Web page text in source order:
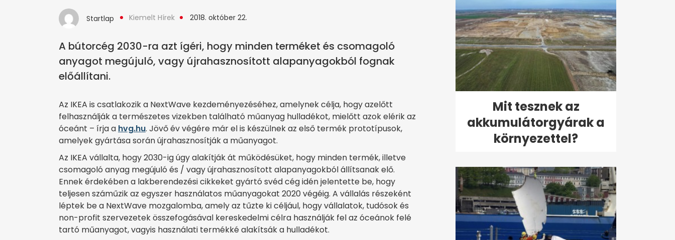
Startlap Kiemelt Hírek 2018. október 22.
A bútorcég 2030-ra azt ígéri, hogy minden terméket és csomagoló
anyagot megújuló, vagy újrahasznosított alapanyagokból fognak
előállítani.
Az IKEA is csatlakozik a NextWave kezdeményezéséhez, amelynek célja, hogy azelőtt
felhasználják a természetes vizekben található műanyag hulladékot, mielőtt azok elérik az
óceánt – írja a hvg.hu. Jövő év végére már el is készülnek az első termék prototípusok,
amelyek gyártása során újrahasznosítják a műanyagot.
Az IKEA vállalta, hogy 2030-ig úgy alakítják át működésüket, hogy minden termék, illetve
csomagoló anyag megújuló és / vagy újrahasznosított alapanyagokból állítsanak elő.
Ennek érdekében a lakberendezési cikkeket gyártó svéd cég idén jelentette be, hogy
teljesen száműzik az egyszer használatos műanyagokat 2020 végéig. A vállalás részeként
léptek be a NextWave mozgalomba, amely az tűzte ki céljául, hogy vállalatok, tudósok és
non-profit szervezetek összefogásával kereskedelmi célra használják fel az óceánok felé
tartó műanyagot, vagyis használati termékké alakítsák a hulladékot.
Mit tesznek az
akkumulátorgyárak a
környezettel?